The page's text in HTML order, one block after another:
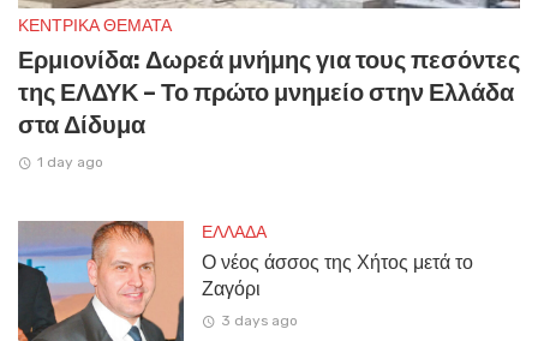
ΚΕΝΤΡΙΚΑ ΘΕΜΑΤΑ
Ερμιονίδα: Δωρεά μνήμης για τους πεσόντες
της ΕΛΔΥΚ – Το πρώτο μνημείο στην Ελλάδα
στα Δίδυμα
1 day ago
ΕΛΛΑΔΑ
Ο νέος άσσος της Χήτος μετά το
Ζαγόρι
3 days ago